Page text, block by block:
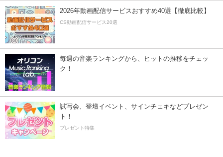
2026年動画配信サービスおすすめ40選【徹底比較】
CS動画配信サービス20選
毎週の音楽ランキングから、ヒットの推移をチェッ
ク！
試写会、登壇イベント、サインチェキなどプレゼン
ト！
プレゼント特集